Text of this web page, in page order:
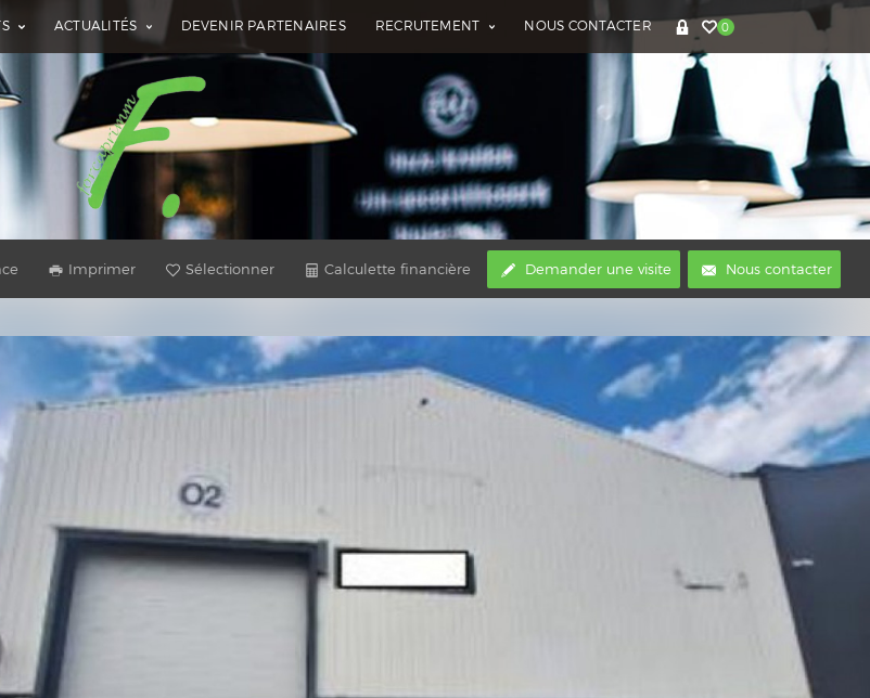
ACTUALITÉS DEVENIR PARTENAIRES RECRUTEMENT NOUS CONTACTER 0
Imprimer Sélectionner Calculette financière Demander une visite Nous contacter